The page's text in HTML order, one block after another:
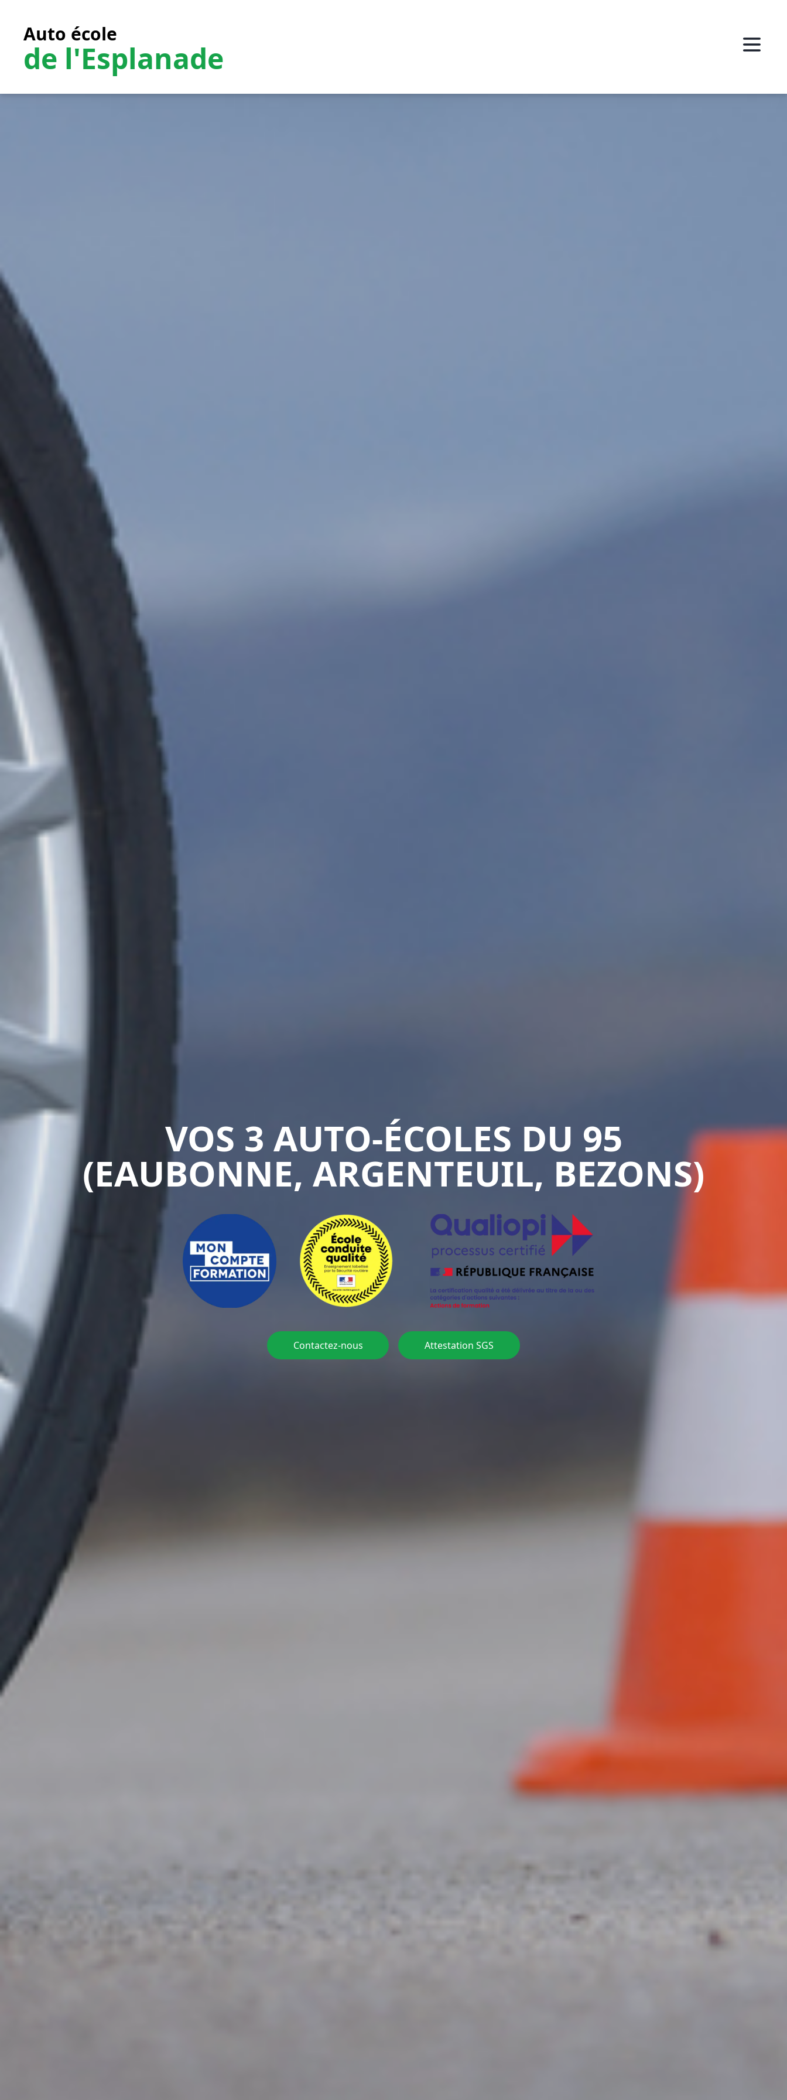
Auto école
de l'Esplanade
VOS 3 AUTO-ÉCOLES DU 95
(EAUBONNE, ARGENTEUIL, BEZONS)
Contactez-nous Attestation SGS